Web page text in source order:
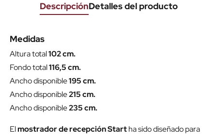
DescripciónDetalles del producto
Medidas
Altura total102 cm.
Fondo total116,5 cm.
Ancho disponible195 cm.
Ancho disponible215 cm.
Ancho disponible235 cm.
Elmostrador de recepción Startha sido diseñado para